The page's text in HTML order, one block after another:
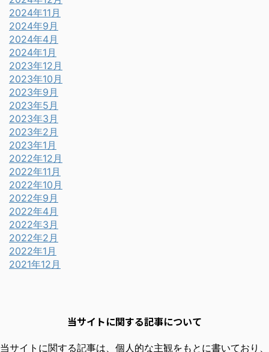
2024年11月
2024年9月
2024年4月
2024年1月
2023年12月
2023年10月
2023年9月
2023年5月
2023年3月
2023年2月
2023年1月
2022年12月
2022年11月
2022年10月
2022年9月
2022年4月
2022年3月
2022年2月
2022年1月
2021年12月
当サイトに関する記事について
当サイトに関する記事は、個人的な主観をもとに書いており、